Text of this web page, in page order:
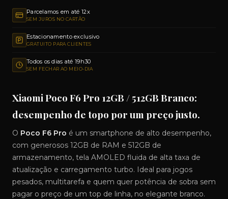
Parcelamos em até 12x
SEM JUROS NO CARTÃO
Estacionamento exclusivo
GRATUITO PARA CLIENTES
Todos os dias até 19h30
SEM FECHAR AO MEIO-DIA
Xiaomi Poco F6 Pro 12GB / 512GB Branco:
desempenho de topo por um preço justo.
O Poco F6 Pro é um smartphone de alto desempenho,
com generosos 12GB de RAM e 512GB de
armazenamento, tela AMOLED fluida de alta taxa de
atualização e carregamento turbo. Ideal para jogos
pesados, multitarefa e quem quer potência de sobra sem
pagar o preço de um top de linha, no elegante branco.